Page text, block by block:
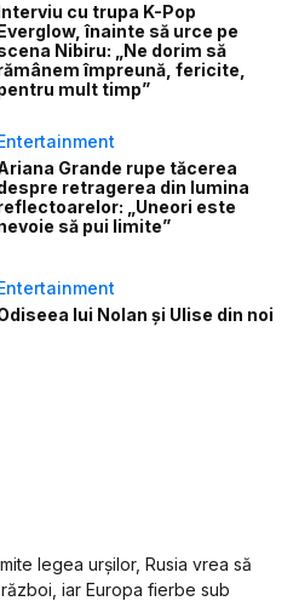
cu trupa K-Pop
înainte să urce pe
Nibiru: „Ne dorim să
împreună, fericite,
mult timp”
Grande rupe tăcerea
retragerea din lumina
„Uneori este
să pui limite”
lui Nolan și Ulise din noi
legea urșilor, Rusia vrea să
iar Europa fierbe sub